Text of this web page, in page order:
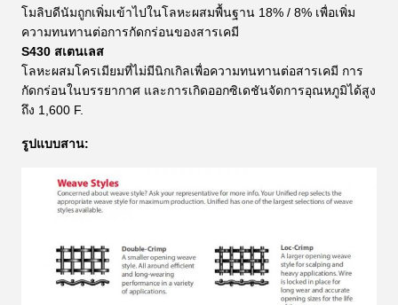
โมลิบดีนัมถูกเพิ่มเข้าไปในโลหะผสมพื้นฐาน 18% / 8% เพื่อเพิ่ม
ความทนทานต่อการกัดกร่อนของสารเคมี
S430 สเตนเลส
โลหะผสมโครเมียมที่ไม่มีนิกเกิลเพื่อความทนทานต่อสารเคมี การ
กัดกร่อนในบรรยากาศ และการเกิดออกซิเดชันจัดการอุณหภูมิได้สูง
ถึง 1,600 F.
รูปแบบสาน: